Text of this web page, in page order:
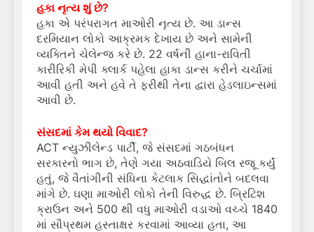
હકા નૃત્ય શું છે?
હકા એ પરંપરાગત માઓરી નૃત્ય છે. આ ડાન્સ
દરમિયાન લોકો આક્રમક દેખાય છે અને સામેની
વ્યક્તિને ચેલેન્જ કરે છે. 22 વર્ષની હાના-રાવિતી
કારીરિકી મેપી ક્લાર્ક પહેલા હાકા ડાન્સ કરીને ચર્ચામાં
આવી હતી અને હવે તે ફરીથી તેના દ્વારા હેડલાઇન્સમાં
આવી છે.
સંસદમાં કેમ થયો વિવાદ?
ACT ન્યુઝીલેન્ડ પાર્ટી, જે સંસદમાં ગઠબંધન
સરકારનો ભાગ છે, તેણે ગયા અઠવાડિયે બિલ રજૂ કર્યું
હતું, જે વૈતાંગીની સંધિના કેટલાક સિદ્ધાંતોને બદલવા
માંગે છે. ઘણા માઓરી લોકો તેની વિરુદ્ધ છે. બ્રિટિશ
ક્રાઉન અને 500 થી વધુ માઓરી વડાઓ વચ્ચે 1840
માં સૌપ્રથમ હસ્તાક્ષર કરવામાં આવ્યા હતા, આ